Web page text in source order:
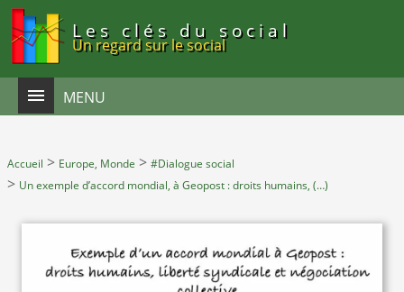
Les clés du social
Un regard sur le social
MENU
Accueil > Europe, Monde > #Dialogue social
> Un exemple d’accord mondial, à Geopost : droits humains, (…)
Panneau de gestion des cookies